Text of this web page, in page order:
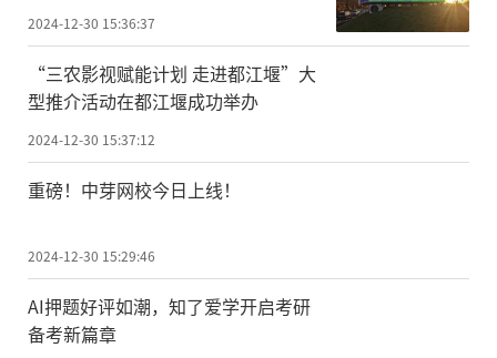
2024-12-30 15:36:37
“三农影视赋能计划 走进都江堰”大
型推介活动在都江堰成功举办
2024-12-30 15:37:12
重磅！中芽网校今日上线！
2024-12-30 15:29:46
AI押题好评如潮，知了爱学开启考研
备考新篇章